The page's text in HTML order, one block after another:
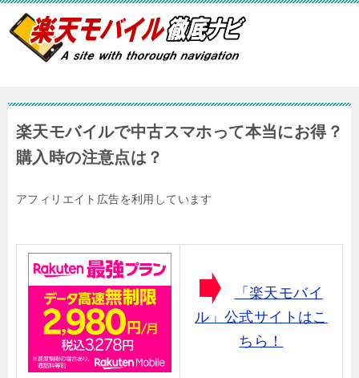
楽天モバイルで中古スマホって本当にお得？
購入時の注意点は？
アフィリエイト広告を利用しています
「楽天モバイ
ル」公式サイトはこ
ちら！